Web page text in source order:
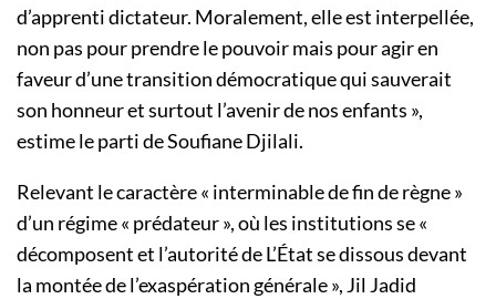
d’apprenti dictateur. Moralement, elle est interpellée,
non pas pour prendre le pouvoir mais pour agir en
faveur d’une transition démocratique qui sauverait
son honneur et surtout l’avenir de nos enfants »,
estime le parti de Soufiane Djilali.
Relevant le caractère « interminable de fin de règne »
d’un régime « prédateur », où les institutions se «
décomposent et l’autorité de L’État se dissous devant
la montée de l’exaspération générale », Jil Jadid